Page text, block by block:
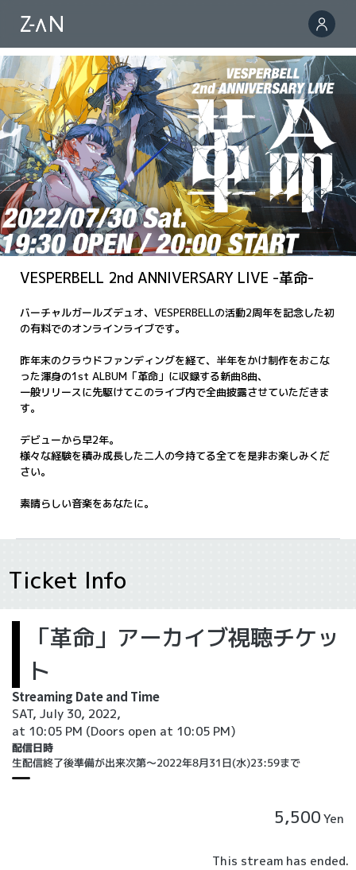
VESPERBELL 2nd ANNIVERSARY LIVE -革命-
バーチャルガールズデュオ、VESPERBELLの活動2周年を記念した初
の有料でのオンラインライブです。
昨年末のクラウドファンディングを経て、半年をかけ制作をおこな
った渾身の1st ALBUM「革命」に収録する新曲8曲、
一般リリースに先駆けてこのライブ内で全曲披露させていただきま
す。
デビューから早2年。
様々な経験を積み成長した二人の今持てる全てを是非お楽しみくだ
さい。
素晴らしい音楽をあなたに。
Ticket Info
「革命」アーカイブ視聴チケッ
ト
Streaming Date and Time
SAT, July 30, 2022,
at 10:05 PM (Doors open at 10:05 PM)
配信日時
生配信終了後準備が出来次第～2022年8月31日(水)23:59まで
5,500Yen
This stream has ended.